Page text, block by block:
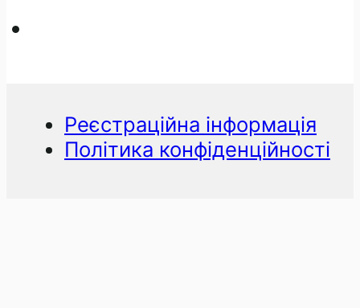
Реєстраційна інформація
Політика конфіденційності